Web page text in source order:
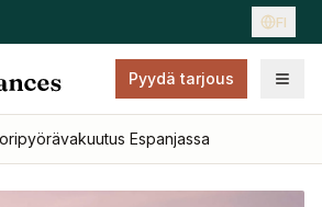
FI
Pyydä tarjous
AutovakuutusKotivakuutus
Espanjassa